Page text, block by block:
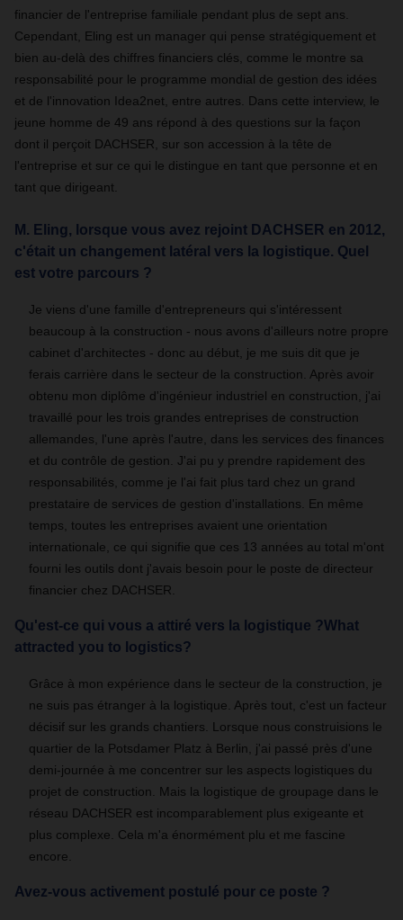
financier de l'entreprise familiale pendant plus de sept ans.
Cependant, Eling est un manager qui pense stratégiquement et
bien au-delà des chiffres financiers clés, comme le montre sa
responsabilité pour le programme mondial de gestion des idées
et de l'innovation Idea2net, entre autres. Dans cette interview, le
jeune homme de 49 ans répond à des questions sur la façon
dont il perçoit DACHSER, sur son accession à la tête de
l'entreprise et sur ce qui le distingue en tant que personne et en
tant que dirigeant.
M. Eling, lorsque vous avez rejoint DACHSER en 2012,
c'était un changement latéral vers la logistique. Quel
est votre parcours ?
Je viens d'une famille d'entrepreneurs qui s'intéressent
beaucoup à la construction - nous avons d'ailleurs notre propre
cabinet d'architectes - donc au début, je me suis dit que je
ferais carrière dans le secteur de la construction. Après avoir
obtenu mon diplôme d'ingénieur industriel en construction, j'ai
travaillé pour les trois grandes entreprises de construction
allemandes, l'une après l'autre, dans les services des finances
et du contrôle de gestion. J'ai pu y prendre rapidement des
responsabilités, comme je l'ai fait plus tard chez un grand
prestataire de services de gestion d'installations. En même
temps, toutes les entreprises avaient une orientation
internationale, ce qui signifie que ces 13 années au total m'ont
fourni les outils dont j'avais besoin pour le poste de directeur
financier chez DACHSER.
Qu'est-ce qui vous a attiré vers la logistique ?What
attracted you to logistics?
Grâce à mon expérience dans le secteur de la construction, je
ne suis pas étranger à la logistique. Après tout, c'est un facteur
décisif sur les grands chantiers. Lorsque nous construisions le
quartier de la Potsdamer Platz à Berlin, j'ai passé près d'une
demi-journée à me concentrer sur les aspects logistiques du
projet de construction. Mais la logistique de groupage dans le
réseau DACHSER est incomparablement plus exigeante et
plus complexe. Cela m'a énormément plu et me fascine
encore.
Avez-vous activement postulé pour ce poste ?